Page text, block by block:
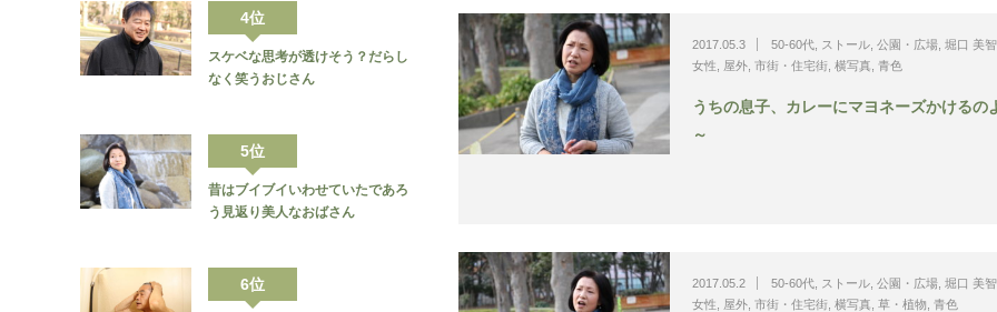
2017.05.3 50-60代 ストール 公園・広場 堀口 美
女性
屋外 市街・住宅街 横写真 青色
うちの息子、カレーにマヨネーズかけるの
～
2017.05.2 50-60代 ストール 公園・広場 堀口 美
女性
屋外 市街・住宅街 横写真 草・植物 青色
4位
スケベな思考が透けそう？だらし
なく笑うおじさん
5位
昔はブイブイいわせていたであろ
う見返り美人なおばさん
6位